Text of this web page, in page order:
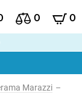
0 0
Marazzi –